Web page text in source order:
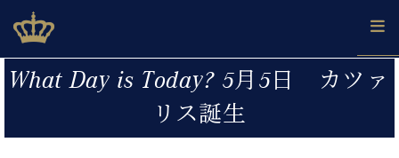
to
content
ベヒシュタインジャパン公式サイト
BECHSTEIN JAPAN Official Site
カ
タ
ベ
What Day is Today? 5月5日 カツァ
リス誕生
投